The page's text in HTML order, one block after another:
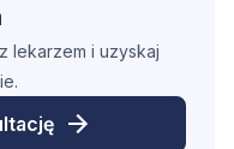
lekarzem i uzyskaj